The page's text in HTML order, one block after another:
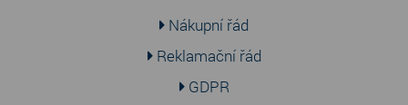
Nákupní řád
Reklamační řád
GDPR